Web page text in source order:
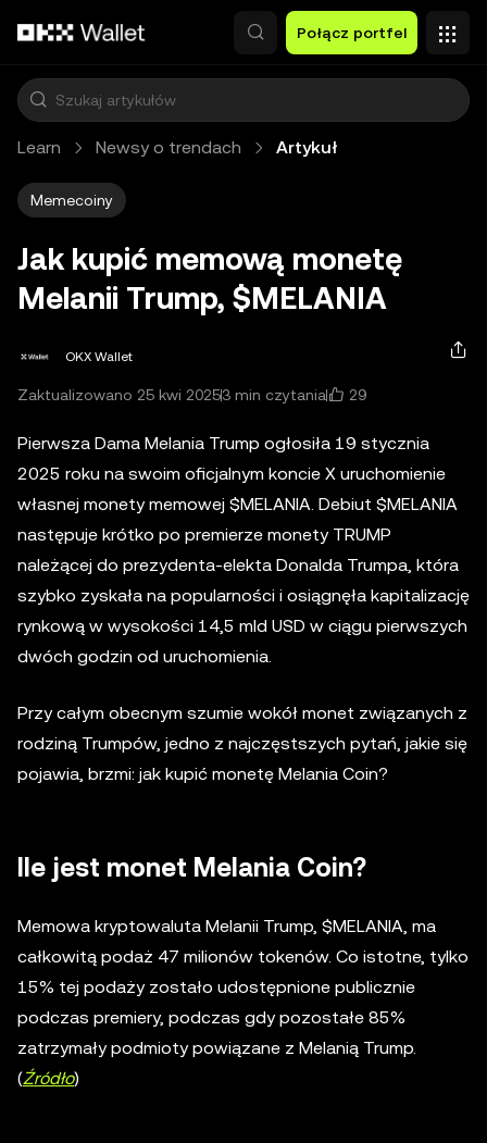
Połącz portfel
Learn Newsy o trendach Artykuł
Memecoiny
Jak kupić memową monetę
Melanii Trump, $MELANIA
OKX Wallet
Zaktualizowano 25 kwi 20253 min czytania 29
Pierwsza Dama Melania Trump ogłosiła 19 stycznia
2025 roku na swoim oficjalnym koncie X uruchomienie
własnej monety memowej $MELANIA. Debiut $MELANIA
następuje krótko po premierze monety TRUMP
należącej do prezydenta-elekta Donalda Trumpa, która
szybko zyskała na popularności i osiągnęła kapitalizację
rynkową w wysokości 14,5 mld USD w ciągu pierwszych
dwóch godzin od uruchomienia.
Przy całym obecnym szumie wokół monet związanych z
rodziną Trumpów, jedno z najczęstszych pytań, jakie się
pojawia, brzmi: jak kupić monetę Melania Coin?
Ile jest monet Melania Coin?
Memowa kryptowaluta Melanii Trump, $MELANIA, ma
całkowitą podaż 47 milionów tokenów. Co istotne, tylko
15% tej podaży zostało udostępnione publicznie
podczas premiery, podczas gdy pozostałe 85%
zatrzymały podmioty powiązane z Melanią Trump.
(Źródło)